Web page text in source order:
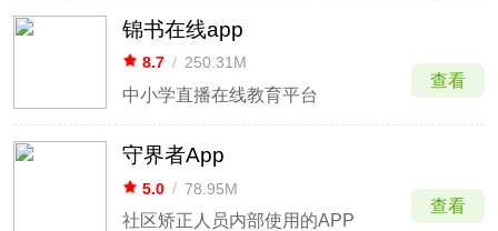
锦书在线app
8.7 / 250.31M
中小学直播在线教育平台
查看
守界者App
5.0 / 78.95M
社区矫正人员内部使用的APP
查看